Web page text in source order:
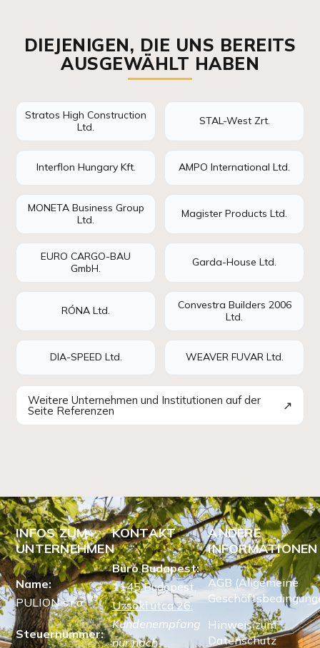
DIEJENIGEN, DIE UNS BEREITS
AUSGEWÄHLT HABEN
Stratos High Construction
Ltd.
STAL-West Zrt.
Interflon Hungary Kft. AMPO International Ltd.
MONETA Business Group
Ltd.
Magister Products Ltd.
EURO CARGO-BAU
GmbH.
Garda-House Ltd.
RÓNA Ltd.
Convestra Builders 2006
Ltd.
DIA-SPEED Ltd. WEAVER FUVAR Ltd.
Weitere Unternehmen und Institutionen auf der
Seite Referenzen ↗
INFOS ZUM
UNTERNEHMEN
Name:
PULION s.r.o.
Steuernummer:
KONTAKT
Büro Budapest:
1145 Budapest,
Uzsoki utca 26.
Kundenempfang
nur nach
ANDERE
INFORMATIONEN
AGB (Allgemeine
Hinweis zum
Datenschutz